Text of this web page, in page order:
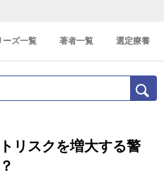
ーズ一覧 著者一覧 選定療養
リスクを増大する警